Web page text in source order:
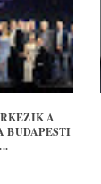
A
BUDAPESTI